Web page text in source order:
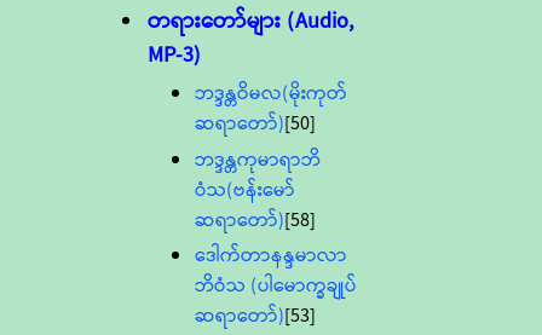
တရားတော်များ (Audio,
MP-3)
ဘဒ္ဒန္တဝိမလ(မိုးကုတ်
ဆရာတော်)[50]
ဘဒ္ဒန္တကုမာရာဘိ
ဝံသ(ဗန်းမော်
ဆရာတော်)[58]
ဒေါက်တာနန္ဒမာလာ
ဘိဝံသ (ပါမောက္ခချုပ်
ဆရာတော်)[53]